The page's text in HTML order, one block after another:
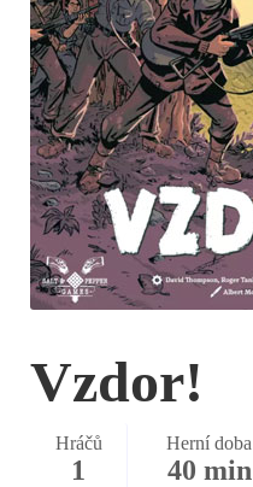
Vzdor!
Hráčů
1
Herní doba
40 min